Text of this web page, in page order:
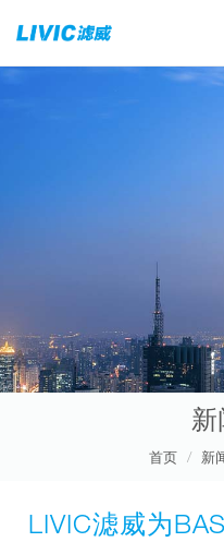
新
首页 新
LIVIC滤威为